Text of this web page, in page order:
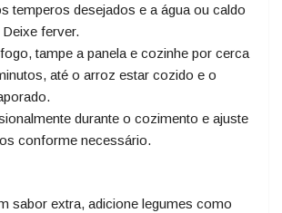
temperos desejados e a água ou caldo
ferver.
tampe a panela e cozinhe por cerca
até o arroz estar cozido e o
durante o cozimento e ajuste
conforme necessário.
sabor extra, adicione legumes como